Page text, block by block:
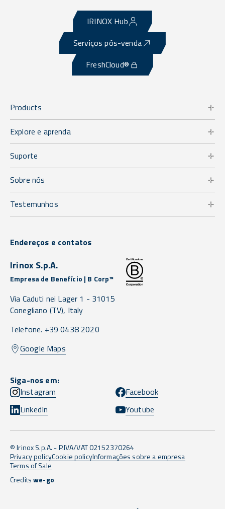
IRINOX Hub
Serviços pós-venda
FreshCloud®
Products
Explore e aprenda
Suporte
Sobre nós
Testemunhos
Endereços e contatos
Irinox S.p.A.
Empresa de Benefício | B Corp™
Via Caduti nei Lager 1 - 31015
Conegliano (TV), Italy
Telefone. +39 0438 2020
Google Maps
Siga-nos em:
Instagram
Facebook
LinkedIn
Youtube
© Irinox S.p.A. - P.IVA/VAT 02152370264
Privacy policyCookie policyInformações sobre a empresa
Terms of Sale
Creditswe-go